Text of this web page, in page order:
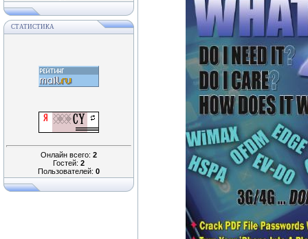
СТАТИСТИКА
Онлайн всего: 2
Гостей: 2
Пользователей: 0